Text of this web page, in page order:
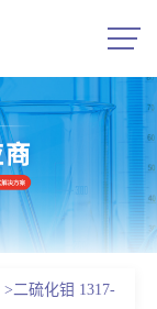
>二硫化钼 1317-